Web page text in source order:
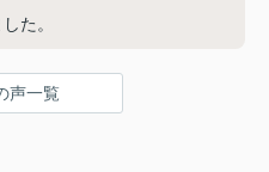
って
す。
た。
声一覧